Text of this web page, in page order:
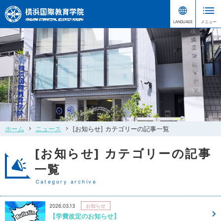
ホーム ニュース [お知らせ] カテゴリーの記事一覧
[お知らせ] カテゴリーの記事
一覧
Category archive
2026.03.13 お知らせ
【学費改定のお知らせ】